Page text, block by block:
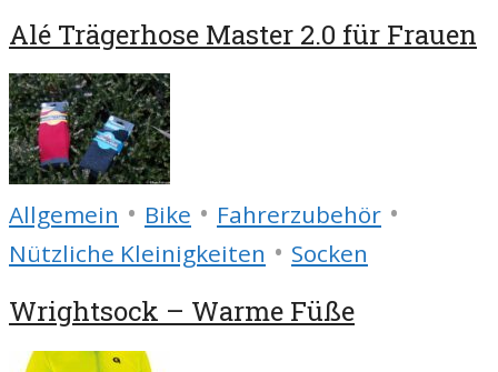
Alé Trägerhose Master 2.0 für Frauen
Allgemein • Bike • Fahrerzubehör •
Nützliche Kleinigkeiten • Socken
Wrightsock – Warme Füße